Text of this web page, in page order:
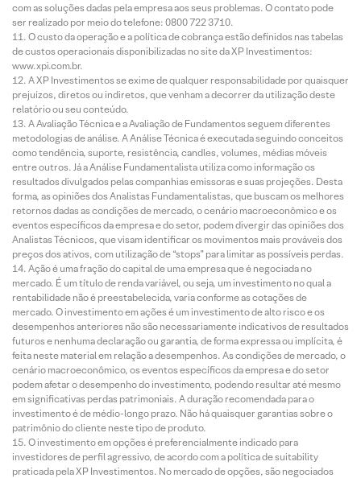
com as soluções dadas pela empresa aos seus problemas. O contato pode
ser realizado por meio do telefone: 0800 722 3710.
O custo da operação e a política de cobrança estão definidos nas tabelas
de custos operacionais disponibilizadas no site da XP Investimentos:
www.xpi.com.br.
A XP Investimentos se exime de qualquer responsabilidade por quaisquer
prejuízos, diretos ou indiretos, que venham a decorrer da utilização deste
relatório ou seu conteúdo.
A Avaliação Técnica e a Avaliação de Fundamentos seguem diferentes
metodologias de análise. A Análise Técnica é executada seguindo conceitos
como tendência, suporte, resistência, candles, volumes, médias móveis
entre outros. Já a Análise Fundamentalista utiliza como informação os
resultados divulgados pelas companhias emissoras e suas projeções. Desta
forma, as opiniões dos Analistas Fundamentalistas, que buscam os melhores
retornos dadas as condições de mercado, o cenário macroeconômico e os
eventos específicos da empresa e do setor, podem divergir das opiniões dos
Analistas Técnicos, que visam identificar os movimentos mais prováveis dos
preços dos ativos, com utilização de “stops” para limitar as possíveis perdas.
Ação é uma fração do capital de uma empresa que é negociada no
mercado. É um título de renda variável, ou seja, um investimento no qual a
rentabilidade não é preestabelecida, varia conforme as cotações de
mercado. O investimento em ações é um investimento de alto risco e os
desempenhos anteriores não são necessariamente indicativos de resultados
futuros e nenhuma declaração ou garantia, de forma expressa ou implícita, é
feita neste material em relação a desempenhos. As condições de mercado, o
cenário macroeconômico, os eventos específicos da empresa e do setor
podem afetar o desempenho do investimento, podendo resultar até mesmo
em significativas perdas patrimoniais. A duração recomendada para o
investimento é de médio-longo prazo. Não há quaisquer garantias sobre o
patrimônio do cliente neste tipo de produto.
O investimento em opções é preferencialmente indicado para
investidores de perfil agressivo, de acordo com a política de suitability
praticada pela XP Investimentos. No mercado de opções, são negociados